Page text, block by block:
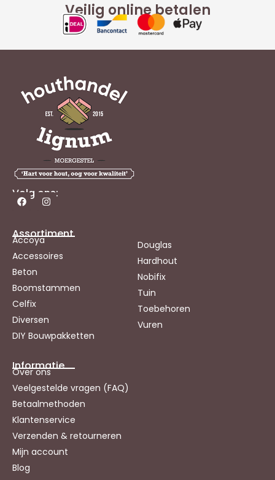
Veilig online betalen
Volg ons:
Assortiment
Accoya
Accessoires
Beton
Boomstammen
Celfix
Diversen
DIY Bouwpakketten
Douglas
Hardhout
Nobifix
Tuin
Toebehoren
Vuren
Informatie
Over ons
Veelgestelde vragen (FAQ)
Betaalmethoden
Klantenservice
Verzenden & retourneren
Mijn account
Blog